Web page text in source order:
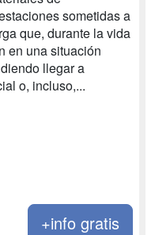
sometidas a
que, durante la vida
en una situación
llegar a
o, incluso,...
+info gratis